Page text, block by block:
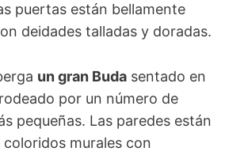
puertas están bellamente
deidades talladas y doradas.
un gran Buda sentado en
por un número de
pequeñas. Las paredes están
murales con